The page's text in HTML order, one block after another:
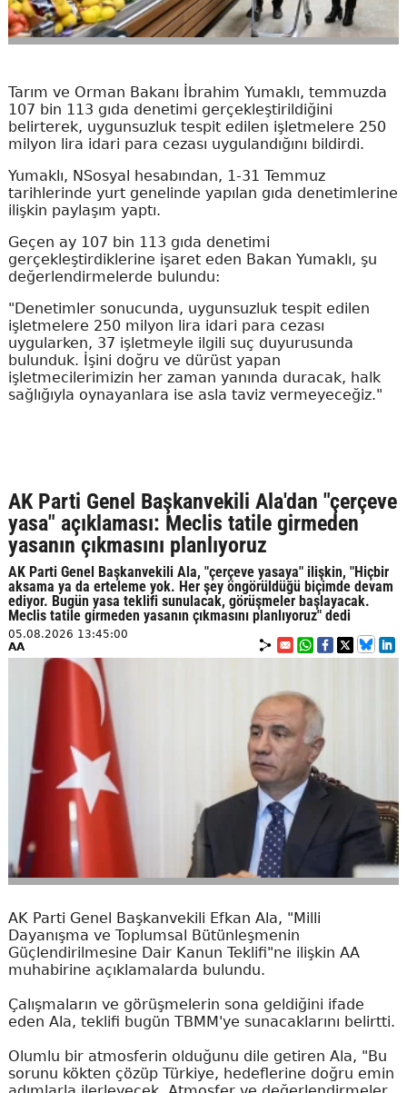
Tarım ve Orman Bakanı İbrahim Yumaklı, temmuzda
107 bin 113 gıda denetimi gerçekleştirildiğini
belirterek, uygunsuzluk tespit edilen işletmelere 250
milyon lira idari para cezası uygulandığını bildirdi.
Yumaklı, NSosyal hesabından, 1-31 Temmuz
tarihlerinde yurt genelinde yapılan gıda denetimlerine
ilişkin paylaşım yaptı.
Geçen ay 107 bin 113 gıda denetimi
gerçekleştirdiklerine işaret eden Bakan Yumaklı, şu
değerlendirmelerde bulundu:
"Denetimler sonucunda, uygunsuzluk tespit edilen
işletmelere 250 milyon lira idari para cezası
uygularken, 37 işletmeyle ilgili suç duyurusunda
bulunduk. İşini doğru ve dürüst yapan
işletmecilerimizin her zaman yanında duracak, halk
sağlığıyla oynayanlara ise asla taviz vermeyeceğiz."
AK Parti Genel Başkanvekili Ala'dan "çerçeve
yasa" açıklaması: Meclis tatile girmeden
yasanın çıkmasını planlıyoruz
AK Parti Genel Başkanvekili Ala, "çerçeve yasaya" ilişkin, "Hiçbir
aksama ya da erteleme yok. Her şey öngörüldüğü biçimde devam
ediyor. Bugün yasa teklifi sunulacak, görüşmeler başlayacak.
Meclis tatile girmeden yasanın çıkmasını planlıyoruz" dedi
05.08.2026 13:45:00
AA
AK Parti Genel Başkanvekili Efkan Ala, "Milli
Dayanışma ve Toplumsal Bütünleşmenin
Güçlendirilmesine Dair Kanun Teklifi"ne ilişkin AA
muhabirine açıklamalarda bulundu.
Çalışmaların ve görüşmelerin sona geldiğini ifade
eden Ala, teklifi bugün TBMM'ye sunacaklarını belirtti.
Olumlu bir atmosferin olduğunu dile getiren Ala, "Bu
sorunu kökten çözüp Türkiye, hedeflerine doğru emin